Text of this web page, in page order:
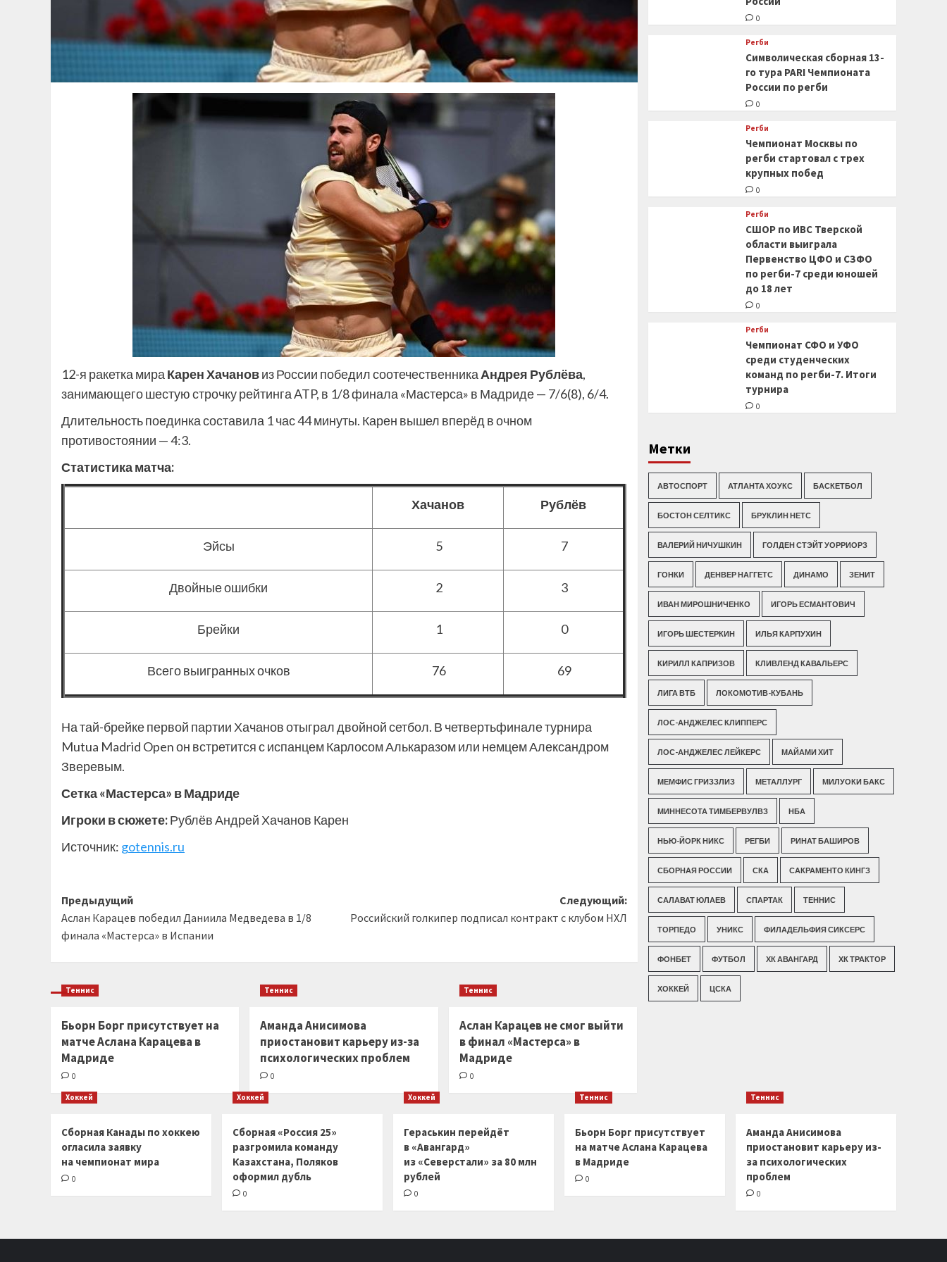
12-я ракетка мира Карен Хачановиз России победил соотечественника Андрея Рублёва,
занимающего шестую строчку рейтинга ATP, в 1/8 финала «Мастерса» в Мадриде — 7/6(8), 6/4.
Длительность поединка составила 1 час 44 минуты. Карен вышел вперёд в очном
противостоянии — 4:3.
Статистика матча:
Хачанов Рублёв
Эйсы 5 7
Двойные ошибки 2 3
Брейки 1 0
Всего выигранных очков 76 69
На тай-брейке первой партии Хачанов отыграл двойной сетбол. В четвертьфинале турнира
Mutua Madrid Open он встретится с испанцем Карлосом Алькаразом или немцем Александром
Зверевым.
Сетка «Мастерса» в Мадриде
Игроки в сюжете:Рублёв Андрей Хачанов Карен
Источник: gotennis.ru
Навигация
записи
Предыдущий
Аслан Карацев победил Даниила Медведева в 1/8
финала «Мастерса» в Испании
Следующий:
Российский голкипер подписал контракт с клубом НХЛ
Теннис
Бьорн Борг присутствует на
матче Аслана Карацева в
Мадриде
0
Теннис
Аманда Анисимова
приостановит карьеру из-за
психологических проблем
0
Теннис
Аслан Карацев не смог выйти
в финал «Мастерса» в
Мадриде
0
0
Регби
Символическая сборная 13-
го тура PARI Чемпионата
России по регби
0
Регби
Чемпионат Москвы по
регби стартовал с трех
крупных побед
0
Регби
СШОР по ИВС Тверской
области выиграла
Первенство ЦФО и СЗФО
по регби-7 среди юношей
до 18 лет
0
Регби
Чемпионат СФО и УФО
среди студенческих
команд по регби-7. Итоги
турнира
0
Метки
АВТОСПОРТ АТЛАНТА ХОУКС БАСКЕТБОЛ
БОСТОН СЕЛТИКС БРУКЛИН НЕТС
ВАЛЕРИЙ НИЧУШКИН ГОЛДЕН СТЭЙТ УОРРИОРЗ
ГОНКИ ДЕНВЕР НАГГЕТС ДИНАМО ЗЕНИТ
ИВАН МИРОШНИЧЕНКО ИГОРЬ ЕСМАНТОВИЧ
ИГОРЬ ШЕСТЕРКИН ИЛЬЯ КАРПУХИН
КИРИЛЛ КАПРИЗОВ КЛИВЛЕНД КАВАЛЬЕРС
ЛИГА ВТБ ЛОКОМОТИВ-КУБАНЬ
ЛОС-АНДЖЕЛЕС КЛИППЕРС
ЛОС-АНДЖЕЛЕС ЛЕЙКЕРС МАЙАМИ ХИТ
МЕМФИС ГРИЗЗЛИЗ МЕТАЛЛУРГ МИЛУОКИ БАКС
МИННЕСОТА ТИМБЕРВУЛВЗ НБА
НЬЮ-ЙОРК НИКС РЕГБИ РИНАТ БАШИРОВ
СБОРНАЯ РОССИИ СКА САКРАМЕНТО КИНГЗ
САЛАВАТ ЮЛАЕВ СПАРТАК ТЕННИС
ТОРПЕДО УНИКС ФИЛАДЕЛЬФИЯ СИКСЕРС
ФОНБЕТ ФУТБОЛ ХК АВАНГАРД ХК ТРАКТОР
ХОККЕЙ ЦСКА
Хоккей
Сборная Канады по хоккею
огласила заявку
на чемпионат мира
0
Хоккей
Сборная «Россия 25»
разгромила команду
Казахстана, Поляков
оформил дубль
0
Хоккей
Гераськин перейдёт
в «Авангард»
из «Северстали» за 80 млн
рублей
0
Теннис
Бьорн Борг присутствует
на матче Аслана Карацева
в Мадриде
0
Теннис
Аманда Анисимова
приостановит карьеру из-
за психологических
проблем
0